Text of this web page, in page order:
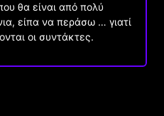
θα είναι από πολύ
είπα να περάσω … γιατί
οι συντάκτες.